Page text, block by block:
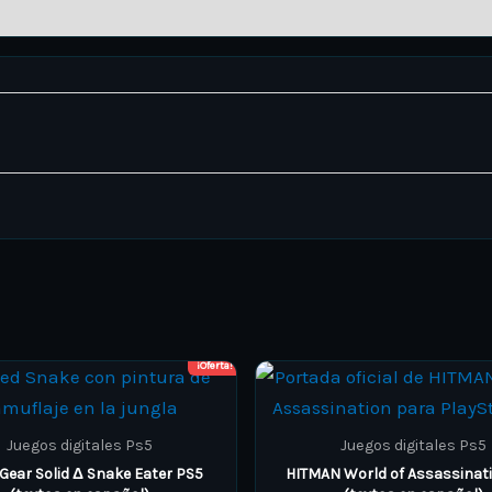
¡Oferta!
Juegos digitales Ps5
Solid Δ Snake Eater PS5
Price
ARS 19.000,00
This
product
has
multiple
Juegos digitales Ps5
HITMAN World of
This
product
has
multiple